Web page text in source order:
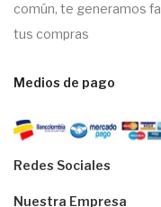
común, te generamos
tus compras
Medios de pago
Redes Sociales
Nuestra Empresa